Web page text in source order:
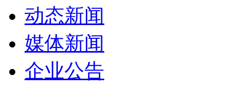
动态新闻
媒体新闻
企业公告